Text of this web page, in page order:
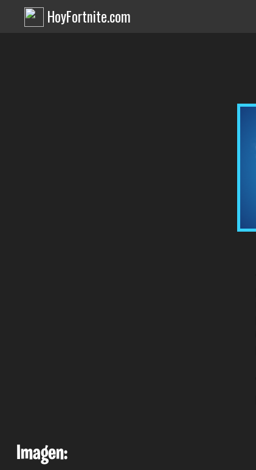
HoyFortnite.com
Imagen: